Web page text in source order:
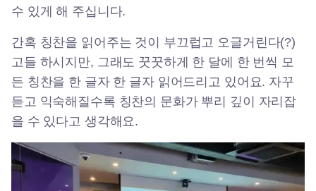
수 있게 해 주십니다.
간혹 칭찬을 읽어주는 것이 부끄럽고 오글거린다(?)
고들 하시지만, 그래도 꿋꿋하게 한 달에 한 번씩 모
든 칭찬을 한 글자 한 글자 읽어드리고 있어요. 자꾸
듣고 익숙해질수록 칭찬의 문화가 뿌리 깊이 자리잡
을 수 있다고 생각해요.